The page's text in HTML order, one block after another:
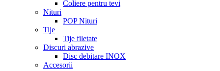
Coliere pentru tevi
Nituri
POP Nituri
Tije
Tije filetate
Discuri abrazive
Disc debitare INOX
Accesorii